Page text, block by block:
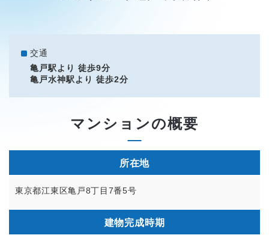
交通
亀戸駅より 徒歩9分
亀戸水神駅より 徒歩2分
マンションの概要
所在地
東京都江東区亀戸8丁目7番5号
建物完成時期